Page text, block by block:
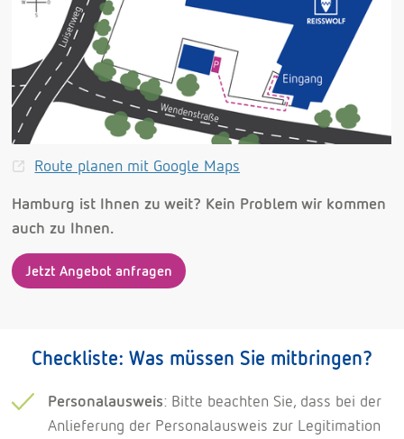
Route planen mit Google Maps
Hamburg ist Ihnen zu weit? Kein Problem wir kommen
auch zu Ihnen.
Jetzt Angebot anfragen
Checkliste: Was müssen Sie mitbringen?
Personalausweis: Bitte beachten Sie, dass bei der
Anlieferung der Personalausweis zur Legitimation